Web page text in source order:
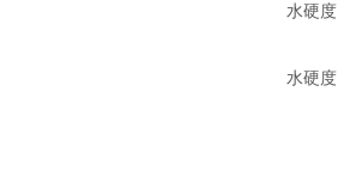
水硬
水硬